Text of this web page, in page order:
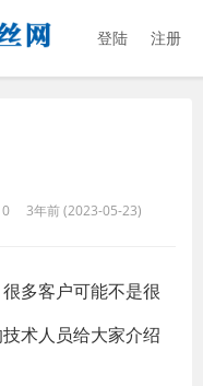
登陆 注册
3年前 (2023-05-23)
多客户可能不是很
术人员给大家介绍